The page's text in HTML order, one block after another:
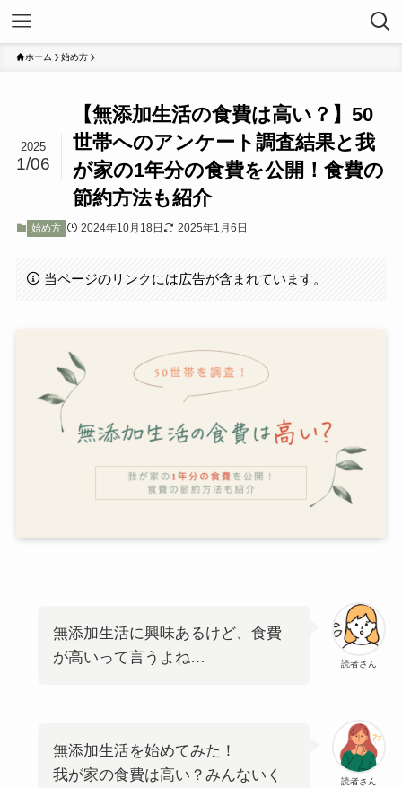
ホーム 始め方
【無添加生活の食費は高い？】50
世帯へのアンケート調査結果と我
が家の1年分の食費を公開！食費の
節約方法も紹介
2025
1/06
始め方 2024年10月18日 2025年1月6日
当ページのリンクには広告が含まれています。
読者さん
無添加生活に興味あるけど、食費
が高いって言うよね…
読者さん
無添加生活を始めてみた！
我が家の食費は高い？みんないく